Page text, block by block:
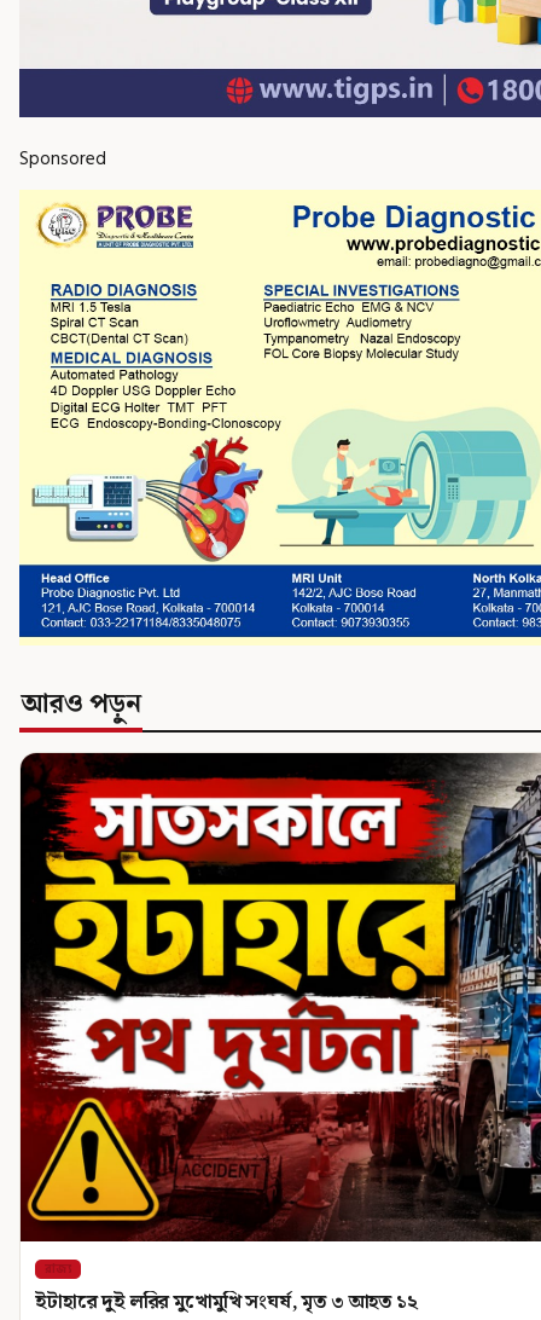
Sponsored
আরও পড়ুন
রাজ্য
ইটাহারে দুই লরির মুখোমুখি সংঘর্ষ, মৃত ৩ আহত ১২